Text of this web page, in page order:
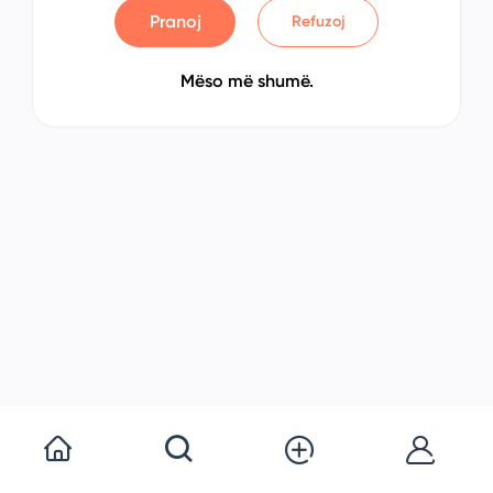
Pranoj Refuzoj
Mëso më shumë.